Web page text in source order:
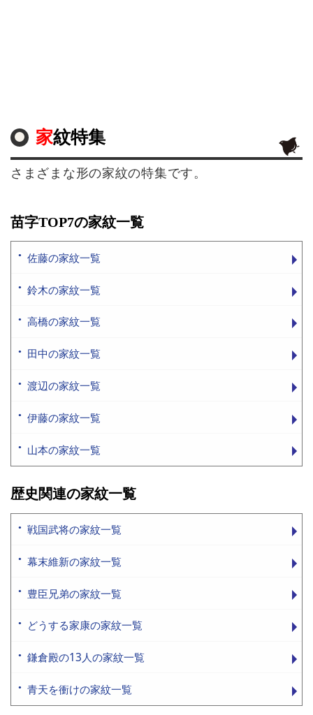
家紋特集
さまざまな形の家紋の特集です。
苗字TOP7の家紋一覧
佐藤の家紋一覧
鈴木の家紋一覧
高橋の家紋一覧
田中の家紋一覧
渡辺の家紋一覧
伊藤の家紋一覧
山本の家紋一覧
歴史関連の家紋一覧
戦国武将の家紋一覧
幕末維新の家紋一覧
豊臣兄弟の家紋一覧
どうする家康の家紋一覧
鎌倉殿の13人の家紋一覧
青天を衝けの家紋一覧